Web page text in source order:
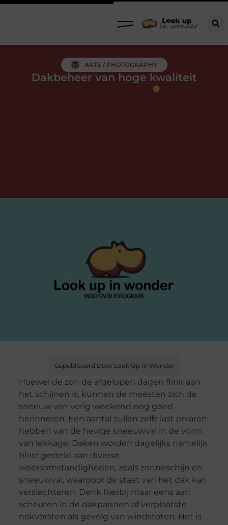
ARTS / PHOTOGRAPHY
Dakbeheer van hoge kwaliteit
Gepubliceerd Door Look Up In Wonder
Hoewel de zon de afgelopen dagen flink aan
het schijnen is, kunnen de meesten zich de
sneeuw van vorig weekend nog goed
herinneren. Een aantal zullen zelfs last ervaren
hebben van de hevige sneeuwval in de vorm
van lekkage. Daken worden dagelijks namelijk
blootgesteld aan diverse
weersomstandigheden, zoals zonneschijn en
sneeuwval, waardoor de staat van het dak kan
verslechteren. Denk hierbij maar eens aan
scheuren in de dakpannen of verplaatste
nokvorsten als gevolg van windstoten. Het is